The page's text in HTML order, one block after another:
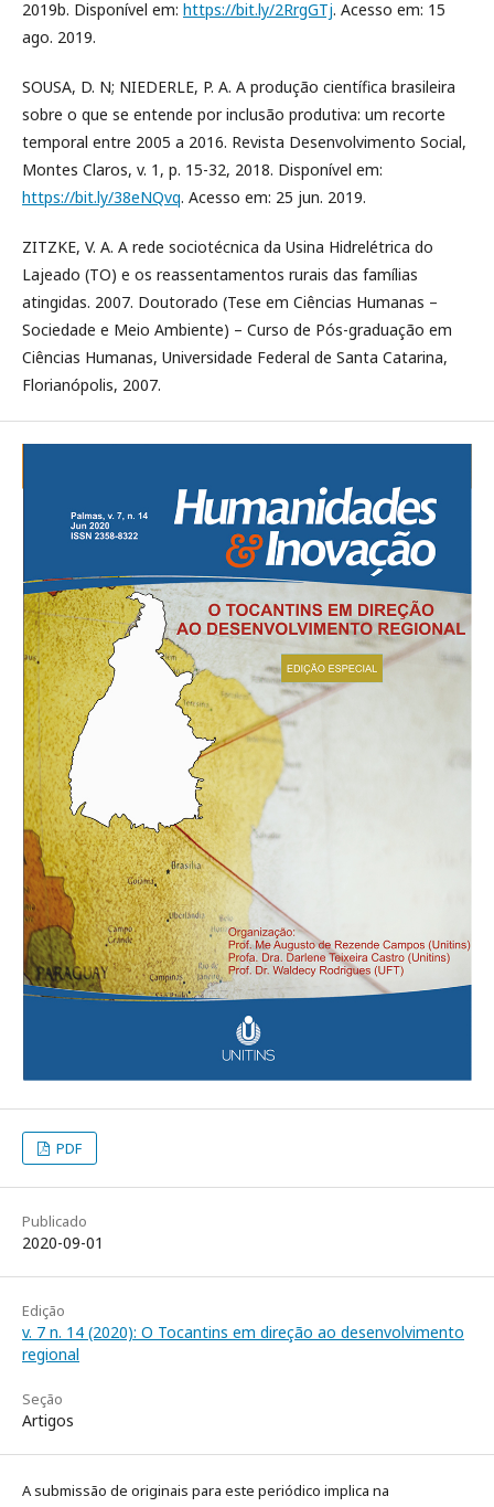
2019b. Disponível em: https://bit.ly/2RrgGTj. Acesso em: 15
ago. 2019.
SOUSA, D. N; NIEDERLE, P. A. A produção científica brasileira
sobre o que se entende por inclusão produtiva: um recorte
temporal entre 2005 a 2016. Revista Desenvolvimento Social,
Montes Claros, v. 1, p. 15-32, 2018. Disponível em:
https://bit.ly/38eNQvq. Acesso em: 25 jun. 2019.
ZITZKE, V. A. A rede sociotécnica da Usina Hidrelétrica do
Lajeado (TO) e os reassentamentos rurais das famílias
atingidas. 2007. Doutorado (Tese em Ciências Humanas –
Sociedade e Meio Ambiente) – Curso de Pós-graduação em
Ciências Humanas, Universidade Federal de Santa Catarina,
Florianópolis, 2007.
PDF
Publicado
2020-09-01
Edição
v. 7 n. 14 (2020): O Tocantins em direção ao desenvolvimento
regional
Seção
Artigos
A submissão de originais para este periódico implica na